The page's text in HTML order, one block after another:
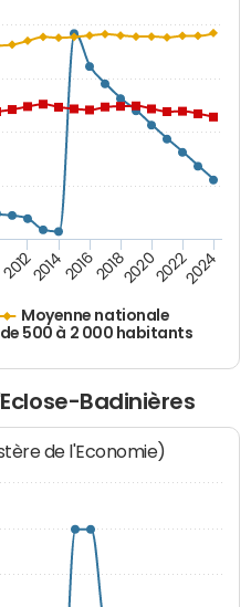
Moyenne nationale
500 à 2 000 habitants
2012201420162018202020222024
Badinières
de l'Economie)